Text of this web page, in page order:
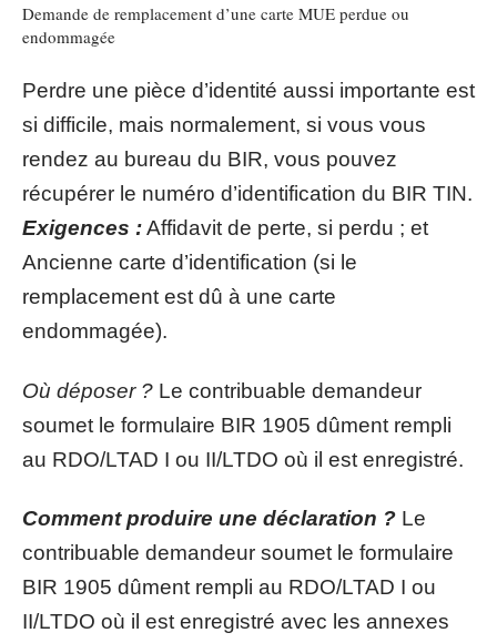
Demande de remplacement d’une carte MUE perdue ou
endommagée
Perdre une pièce d’identité aussi importante est
si difficile, mais normalement, si vous vous
rendez au bureau du BIR, vous pouvez
récupérer le numéro d’identification du BIR TIN.
Exigences :Affidavit de perte, si perdu ; et
Ancienne carte d’identification (si le
remplacement est dû à une carte
endommagée).
Où déposer ? Le contribuable demandeur
soumet le formulaire BIR 1905 dûment rempli
au RDO/LTAD I ou II/LTDO où il est enregistré.
Comment produire une déclaration ? Le
contribuable demandeur soumet le formulaire
BIR 1905 dûment rempli au RDO/LTAD I ou
II/LTDO où il est enregistré avec les annexes